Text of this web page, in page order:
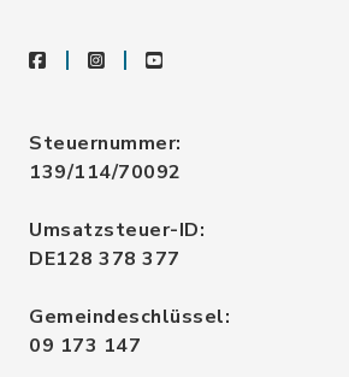
facebookinstagramyoutube
Steuernummer:
139/114/70092
Umsatzsteuer-ID:
DE128 378 377
Gemeindeschlüssel:
09 173 147